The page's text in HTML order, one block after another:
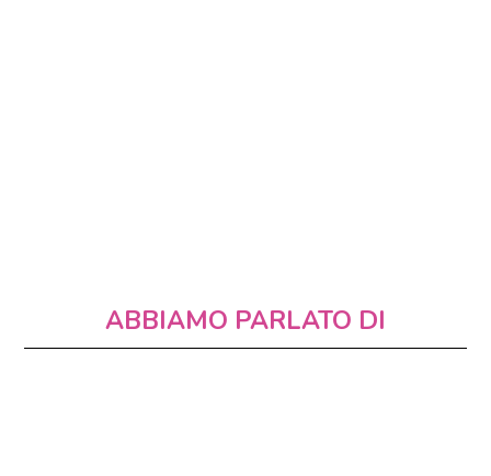
ABBIAMO PARLATO DI